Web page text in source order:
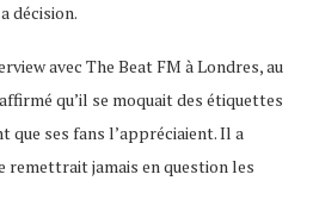
décision.
avec The Beat FM à Londres, au
qu’il se moquait des étiquettes
que ses fans l’appréciaient. Il a
remettrait jamais en question les